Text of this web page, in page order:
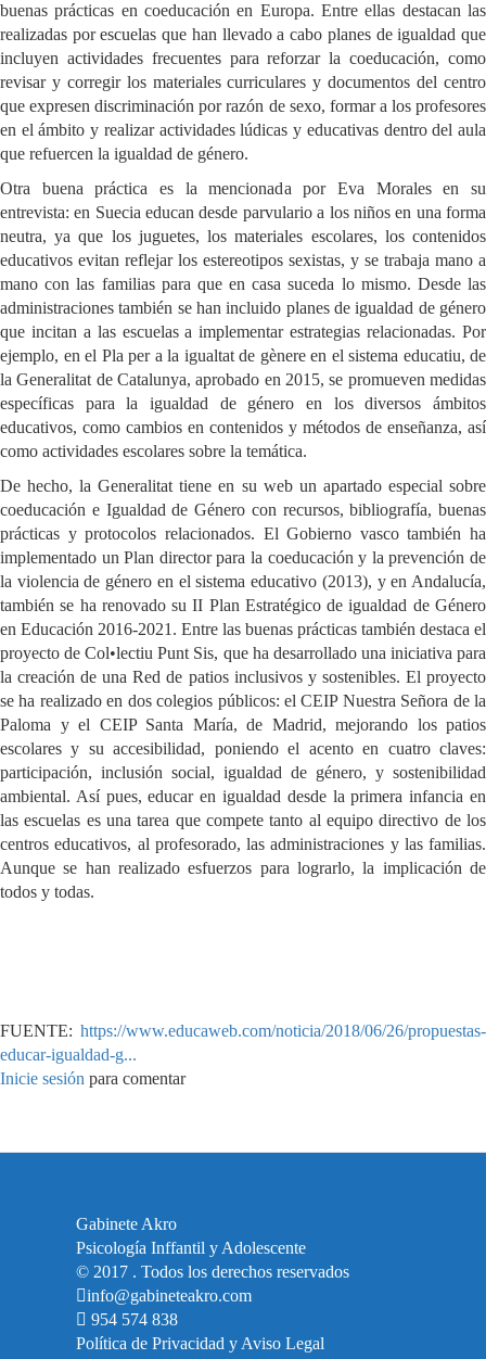
buenas prácticas en coeducación en Europa. Entre ellas destacan las
realizadas por escuelas que han llevado a cabo planes de igualdad que
incluyen actividades frecuentes para reforzar la coeducación, como
revisar y corregir los materiales curriculares y documentos del centro
que expresen discriminación por razón de sexo, formar a los profesores
en el ámbito y realizar actividades lúdicas y educativas dentro del aula
que refuercen la igualdad de género.
Otra buena práctica es la mencionada por Eva Morales en su
entrevista: en Suecia educan desde parvulario a los niños en una forma
neutra, ya que los juguetes, los materiales escolares, los contenidos
educativos evitan reflejar los estereotipos sexistas, y se trabaja mano a
mano con las familias para que en casa suceda lo mismo. Desde las
administraciones también se han incluido planes de igualdad de género
que incitan a las escuelas a implementar estrategias relacionadas. Por
ejemplo, en el Pla per a la igualtat de gènere en el sistema educatiu, de
la Generalitat de Catalunya, aprobado en 2015, se promueven medidas
específicas para la igualdad de género en los diversos ámbitos
educativos, como cambios en contenidos y métodos de enseñanza, así
como actividades escolares sobre la temática.
De hecho, la Generalitat tiene en su web un apartado especial sobre
coeducación e Igualdad de Género con recursos, bibliografía, buenas
prácticas y protocolos relacionados. El Gobierno vasco también ha
implementado un Plan director para la coeducación y la prevención de
la violencia de género en el sistema educativo (2013), y en Andalucía,
también se ha renovado su II Plan Estratégico de igualdad de Género
en Educación 2016-2021. Entre las buenas prácticas también destaca el
proyecto de Col•lectiu Punt Sis, que ha desarrollado una iniciativa para
la creación de una Red de patios inclusivos y sostenibles. El proyecto
se ha realizado en dos colegios públicos: el CEIP Nuestra Señora de la
Paloma y el CEIP Santa María, de Madrid, mejorando los patios
escolares y su accesibilidad, poniendo el acento en cuatro claves:
participación, inclusión social, igualdad de género, y sostenibilidad
ambiental. Así pues, educar en igualdad desde la primera infancia en
las escuelas es una tarea que compete tanto al equipo directivo de los
centros educativos, al profesorado, las administraciones y las familias.
Aunque se han realizado esfuerzos para lograrlo, la implicación de
todos y todas.
FUENTE: https://www.educaweb.com/noticia/2018/06/26/propuestas-
educar-igualdad-g...
Inicie sesión para comentar
Gabinete Akro
Psicología Inffantil y Adolescente
© 2017 . Todos los derechos reservados
info@gabineteakro.com
954 574 838
Política de Privacidad y Aviso Legal